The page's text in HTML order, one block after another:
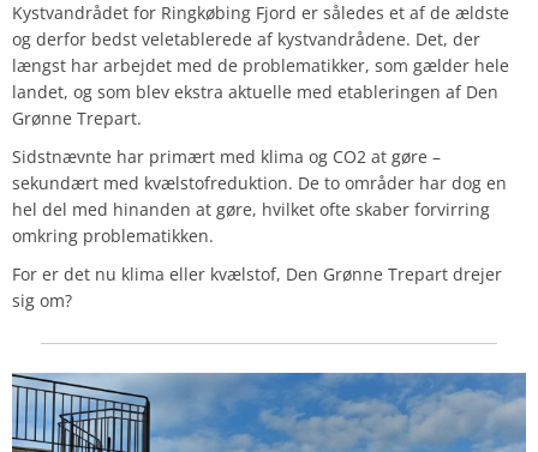
Kystvandrådet for Ringkøbing Fjord er således et af de ældste
og derfor bedst veletablerede af kystvandrådene. Det, der
længst har arbejdet med de problematikker, som gælder hele
landet, og som blev ekstra aktuelle med etableringen af Den
Grønne Trepart.
Sidstnævnte har primært med klima og CO2 at gøre –
sekundært med kvælstofreduktion. De to områder har dog en
hel del med hinanden at gøre, hvilket ofte skaber forvirring
omkring problematikken.
For er det nu klima eller kvælstof, Den Grønne Trepart drejer
sig om?